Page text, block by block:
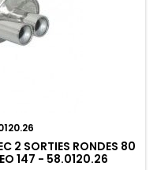
2 SORTIES RONDES 80
147 - 58.0120.26